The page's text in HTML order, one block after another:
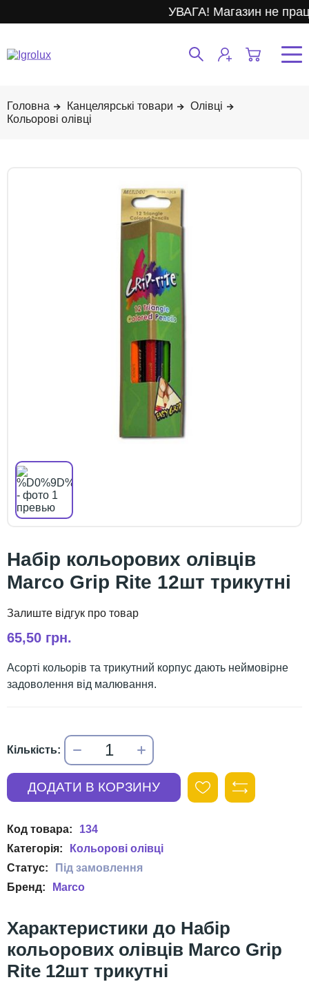
УВАГА! Магазин не
Канцелярські товари
Олівці
Кольорові олівці
Набір кольорових олівців
Marco Grip Rite 12шт трикутні
65,50 грн.
Асорті кольорів та трикутний корпус дають неймовірне
задоволення від малювання.
134
Кольорові олівці
Marco
Набір
кольорових олівців Marco Grip
Rite 12шт трикутні